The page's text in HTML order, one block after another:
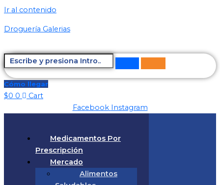
Ir al contenido
Droguería Galerias
Cómo llegar
$0 0
Cart
Facebook Instagram
Medicamentos Por
Prescripción
Mercado
Alimentos